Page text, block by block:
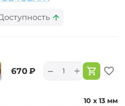
‍670‍ ₽ +
−
10 x 13 мм